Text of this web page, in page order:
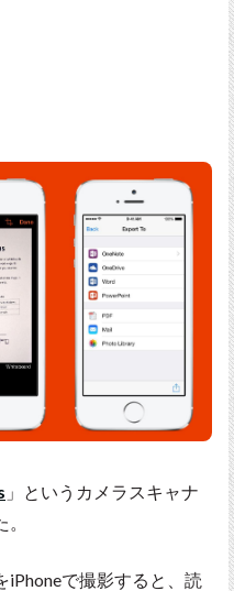
」というカメラスキャナ
で撮影すると、読